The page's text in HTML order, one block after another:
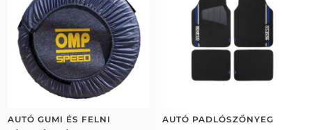
AUTÓ GUMI ÉS FELNI
AUTÓ PADLÓSZŐNYEG